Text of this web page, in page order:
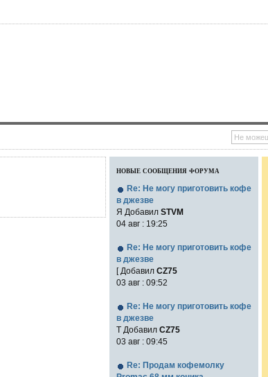
новые сообщения форума
Re: Не могу приготовить кофе
в джезве
Я Добавил STVM
04 авг : 19:25
Re: Не могу приготовить кофе
в джезве
[ Добавил CZ75
03 авг : 09:52
Re: Не могу приготовить кофе
в джезве
Т Добавил CZ75
03 авг : 09:45
Re: Продам кофемолку